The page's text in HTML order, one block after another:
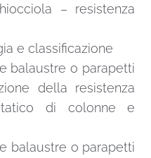
– resistenza
e classificazione
balaustre o parapetti
della resistenza
di colonne e
balaustre o parapetti